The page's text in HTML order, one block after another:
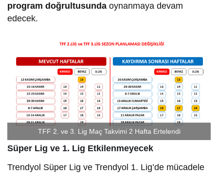
program doğrultusunda oynanmaya devam
edecek.
TFF 2. ve 3. Lig Maç Takvimi 2 Hafta Ertelendi
Süper Lig ve 1. Lig Etkilenmeyecek
Trendyol Süper Lig ve Trendyol 1. Lig’de mücadele